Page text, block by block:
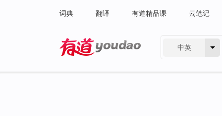
词典 翻译 有道精品课 云笔记
中英